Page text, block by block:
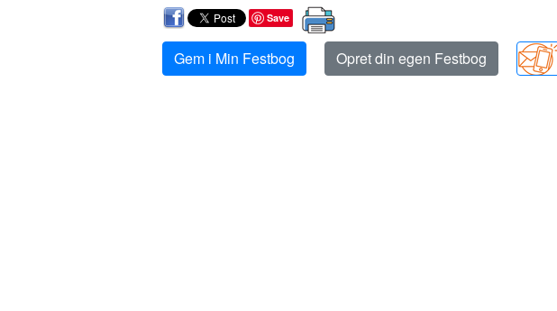
Save
Gem i Min Festbog Opret din egen Festbog